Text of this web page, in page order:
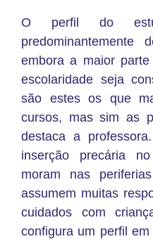
O perfil do
embora a maior
escolaridade seja
são estes os que
cursos, mas sim as
destaca a
inserção precária
moram nas
assumem muitas
cuidados com
configura um perfil